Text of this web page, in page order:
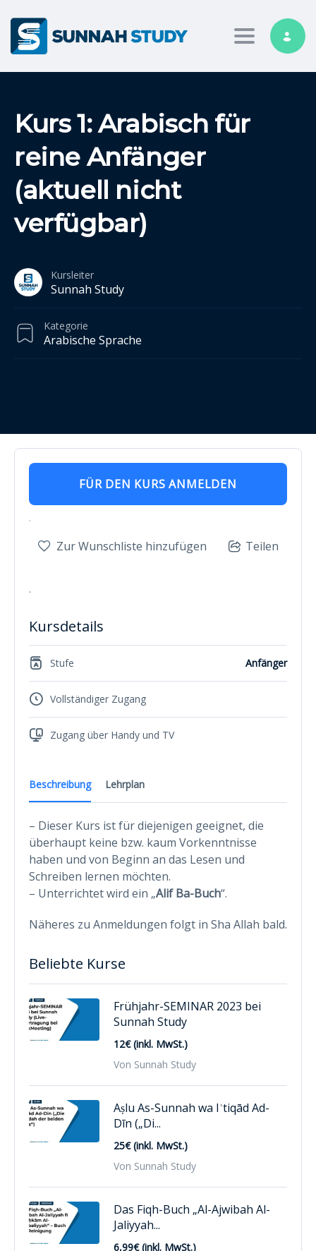
Toggle
Kurs 1: Arabisch für
reine Anfänger
(aktuell nicht
verfügbar)
Kursleiter
Sunnah Study
Kategorie
Arabische Sprache
Beschreibung Lehrplan
– Dieser Kurs ist für diejenigen geeignet, die
überhaupt keine bzw. kaum Vorkenntnisse
haben und von Beginn an das Lesen und
Schreiben lernen möchten.
– Unterrichtet wird ein „Alif Ba-Buch“.
Näheres zu Anmeldungen folgt in Sha Allah bald.
FÜR DEN KURS ANMELDEN
.
Zur Wunschliste hinzufügen Teilen
.
Kursdetails
Stufe Anfänger
Vollständiger Zugang
Zugang über Handy und TV
Beliebte Kurse
Frühjahr-SEMINAR 2023 bei
Sunnah Study
12€ (inkl. MwSt.)
Von Sunnah Study
Aṣlu As-Sunnah wa Iʿtiqād Ad-
Dīn („Di...
25€ (inkl. MwSt.)
Von Sunnah Study
Das Fiqh-Buch „Al-Ajwibah Al-
Jaliyyah...
6,99€ (inkl. MwSt.)